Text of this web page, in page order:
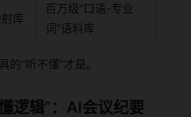
库
百万级“口语-专业
词”语料库
“听不懂”才是。
逻辑”：AI会议纪要